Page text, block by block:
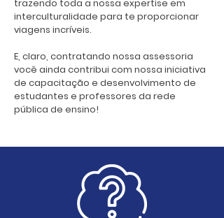
trazendo toda a nossa expertise em
interculturalidade para te proporcionar
viagens incríveis.
E, claro, contratando nossa assessoria
você ainda contribui com nossa iniciativa
de capacitação e desenvolvimento de
estudantes e professores da rede
pública de ensino!